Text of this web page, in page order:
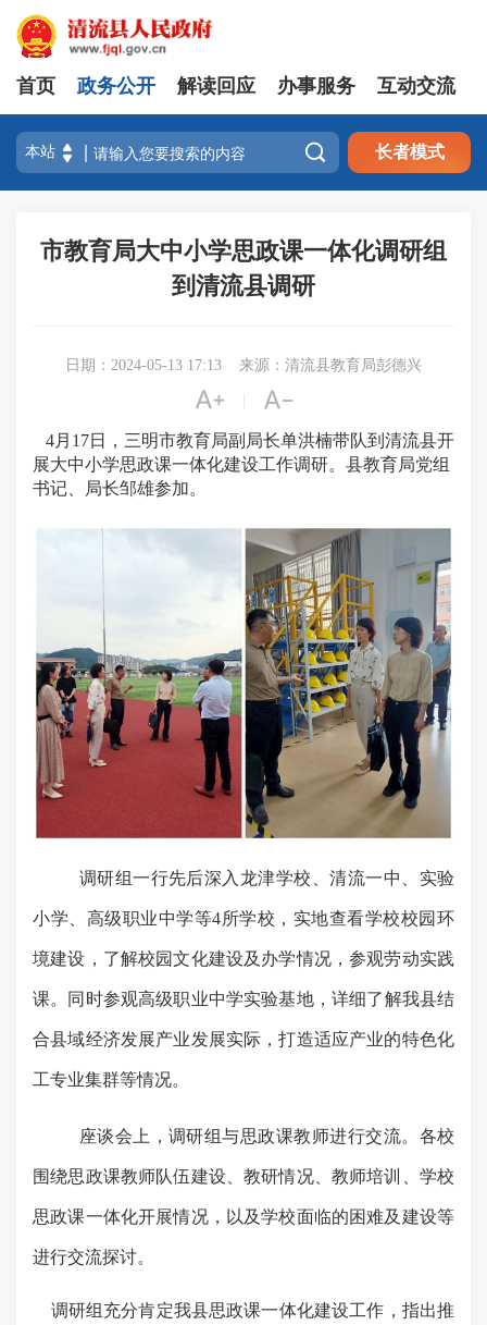
首页 政务公开 解读回应 办事服务 互动交流
 长者模式
市教育局大中小学思政课一体化调研组
到清流县调研
日期：2024-05-13 17:13 来源：清流县教育局彭德兴
 
4月17日，三明市教育局副局长单洪楠带队到清流县开
展大中小学思政课一体化建设工作调研。县教育局党组
书记、局长邹雄参加。
调研组一行先后深入龙津学校、清流一中、实验
小学、 高级职业中学等4所学校，实地查看学校校园环
境建设，了解校园文化建设及办学情况，参观劳动实践
课。 同时参观高级职业中学实验基地，详细了解我县结
合县域经济发展产业发展实际，打造适应产业的特色化
工专业集群等情况。
座谈会上， 调研组与思政课教师进行交流。各校
围绕思政课教师队伍建设、教研情况、教师培训、学校
思政课一体化开展情况，以及学校面临的困难及建设等
进行交流探讨。
调研组充分肯定我县思政课一体化建设工作 ， 指出推